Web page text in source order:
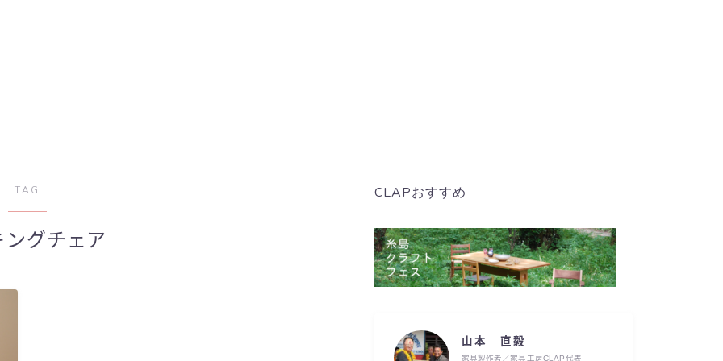
TAG
ングチェア
CLAPおすすめ
山本 直毅
家具製作者／家具工房CLAP代表